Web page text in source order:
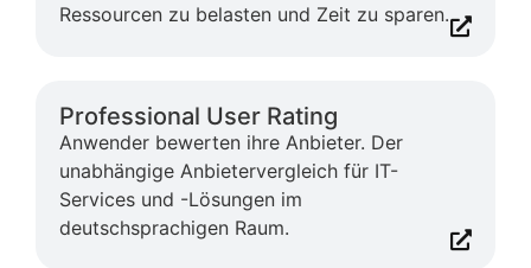
Ressourcen zu belasten und Zeit zu sparen.
Professional User Rating
Anwender bewerten ihre Anbieter. Der
unabhängige Anbietervergleich für IT-
Services und -Lösungen im
deutschsprachigen Raum.